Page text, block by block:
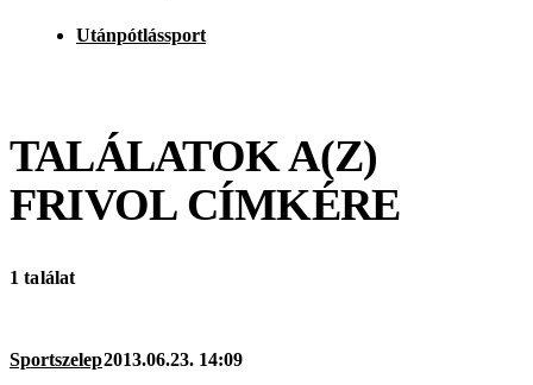
Utánpótlássport
TALÁLATOK A(Z)
FRIVOLCÍMKÉRE
1 találat
Sportszelep2013.06.23. 14:09